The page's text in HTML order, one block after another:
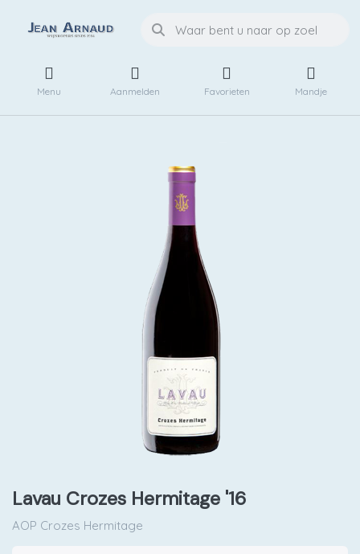
Menu Aanmelden Favorieten Mandje
Lavau Crozes Hermitage '16
AOP Crozes Hermitage